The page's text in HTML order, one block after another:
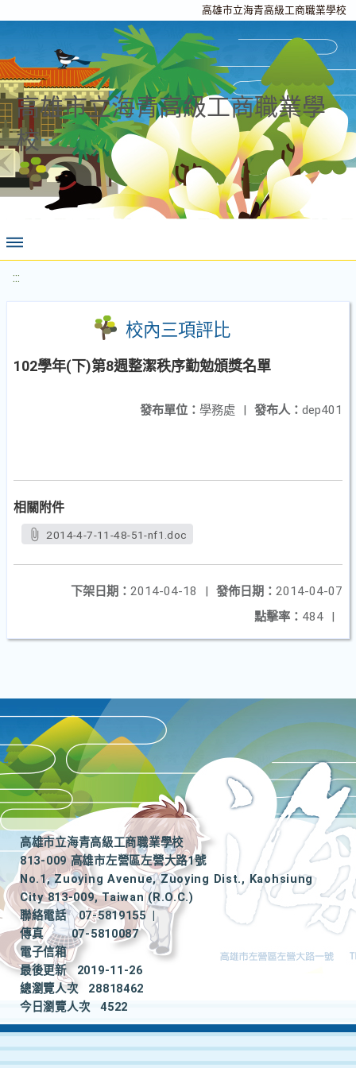
高雄市立海青高級工商職業學校
高雄市立海青高級工商職業學
校
:::
校內三項評比
102學年(下)第8週整潔秩序勤勉頒獎名單
發布人： dep401
發布單位： 學務處 |
相關附件
2014-4-7-11-48-51-nf1.doc
發佈日期： 2014-04-07
下架日期： 2014-04-18
|
點擊率： 484 |
高雄市立海青高級工商職業學校
813-009 高雄市左營區左營大路1號
No.1, Zuoying Avenue, Zuoying Dist., Kaohsiung
City 813-009, Taiwan (R.O.C.)
聯絡電話
07-5819155
|
傳真
07-5810087
電子信箱
最後更新
2019-11-26
總瀏覽人次
28818462
今日瀏覽人次
4522